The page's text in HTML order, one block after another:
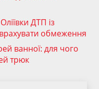
ДТП із
обмеження
ванної: для чого
трюк